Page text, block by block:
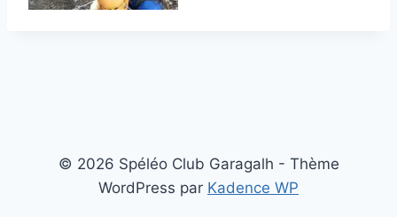
© 2026 Spéléo Club Garagalh - Thème
WordPress par Kadence WP